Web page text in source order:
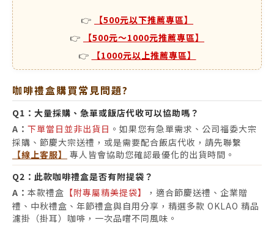
👉
【500元以下推薦專區】
👉
【500元～1000元推薦專區】
👉
【1000元以上推薦專區】
咖啡禮盒購買常見問題?
Q1： 大量採購、急單或飯店代收可以協助嗎？
A： 下單當日並非出貨日 。如果您有急單需求、公司福委大宗
採購、節慶大宗送禮，或是需要配合飯店代收，請先聯繫
【線上客服】
專人皆會協助您確認最優化的出貨時間。
Q2： 此款咖啡禮盒是否有附提袋？
A： 本款禮盒 【附專屬精美提袋】
，適合節慶送禮、企業贈
禮、中秋禮盒、年節禮盒與自用分享，精選多款 OKLAO 精品
濾掛（掛耳）咖啡，一次品嚐不同風味。